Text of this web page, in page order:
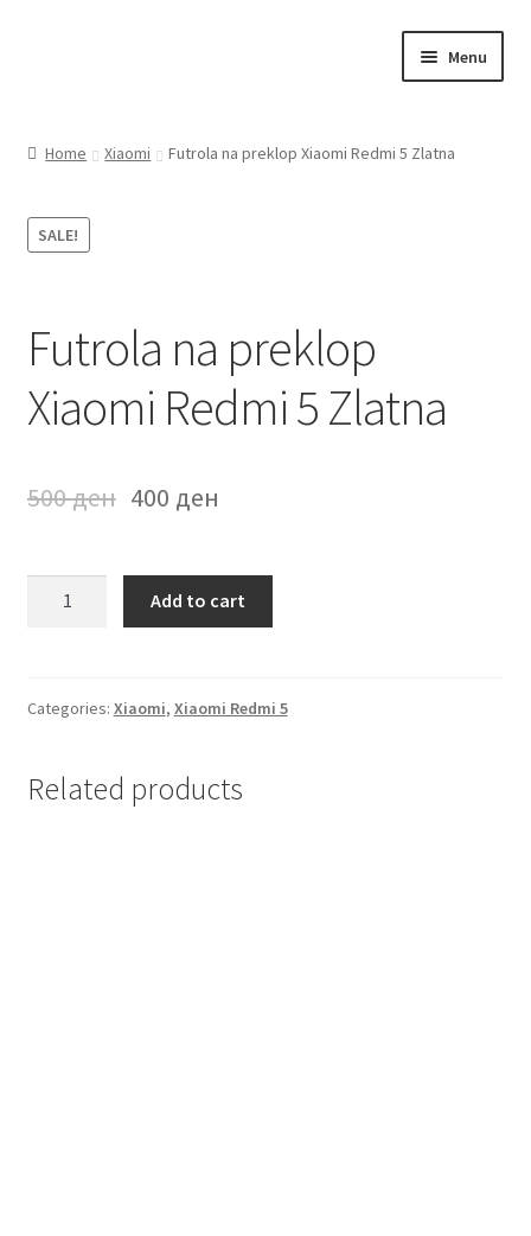
Menu
Blog
Детали за испорака
Кошничка
Продавница
Home Xiaomi Futrola na preklop Xiaomi Redmi 5 Zlatna
SALE!
Futrola na preklop
Xiaomi Redmi 5 Zlatna
500ден 400 ден
Redmi
quantity
Add to cart
Categories: Xiaomi, Xiaomi Redmi 5
Related products